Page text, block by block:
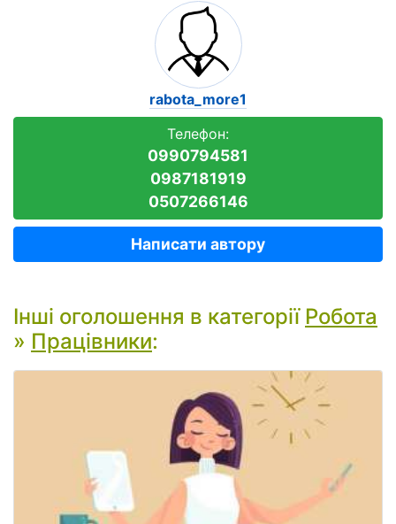
rabota_more1
Телефон:
0990794581
0987181919
0507266146
Написати автору
Інші оголошення в категорії Робота
» Працівники: